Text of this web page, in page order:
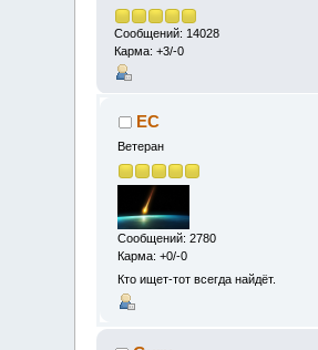
Сообщений: 14028
Карма: +3/-0
EC
Ветеран
Сообщений: 2780
Карма: +0/-0
Кто ищет-тот всегда найдёт.